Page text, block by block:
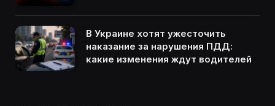
В Украине хотят ужесточить
наказание за нарушения ПДД:
какие изменения ждут водителей